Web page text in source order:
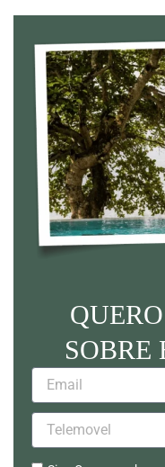
SOBRE
Email
Telemovel